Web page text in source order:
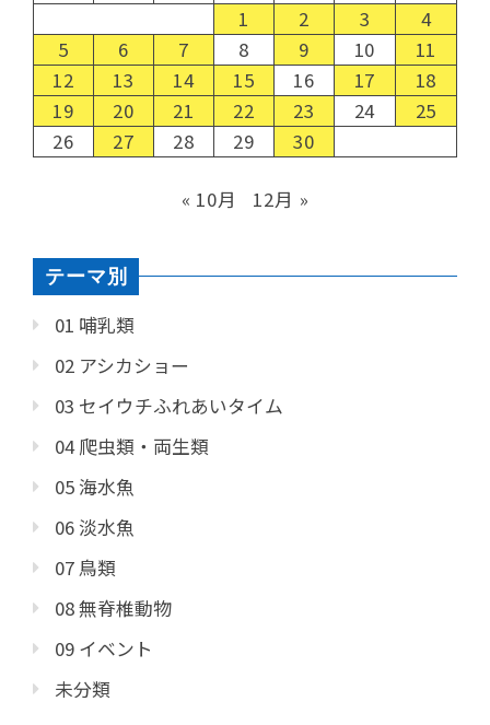
1
2 3
4
5
6 7 8 9 10
11
12
13 14 15 16 17
18
19
20 21 22 23 24
25
26
27 28 29 30
« 10月 12月 »
テーマ別
01 哺乳類
02 アシカショー
03 セイウチふれあいタイム
04 爬虫類・両生類
05 海水魚
06 淡水魚
07 鳥類
08 無脊椎動物
09 イベント
未分類